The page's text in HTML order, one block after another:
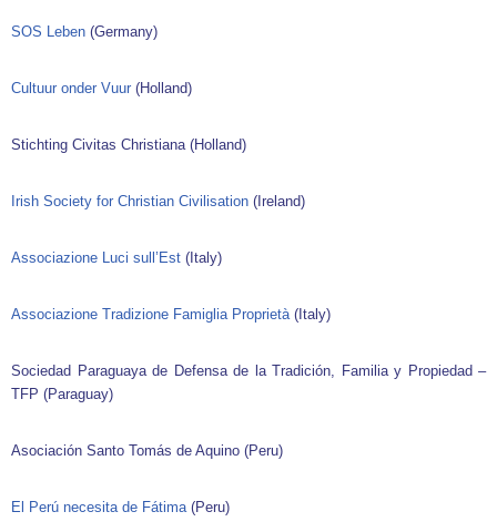
SOS Leben (Germany)
Cultuur onder Vuur (Holland)
Stichting Civitas Christiana (Holland)
Irish Society for Christian Civilisation (Ireland)
Associazione Luci sull’Est (Italy)
Associazione Tradizione Famiglia Proprietà(Italy)
Sociedad Paraguaya de Defensa de la Tradición, Familia y Propiedad –
TFP (Paraguay)
Asociación Santo Tomás de Aquino (Peru)
El Perú necesita de Fátima(Peru)